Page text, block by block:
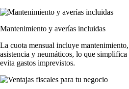
Mantenimiento y averías incluidas
La cuota mensual incluye
asistencia y neumáticos, lo que
evita gastos imprevistos.